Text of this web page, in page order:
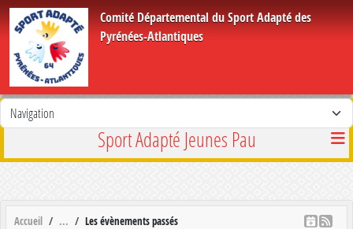
Comité Départemental du Sport Adapté des
Pyrénées-Atlantiques
Sport Adapté Jeunes Pau
Accueil Les évènements passés
Panneau de gestion des cookies